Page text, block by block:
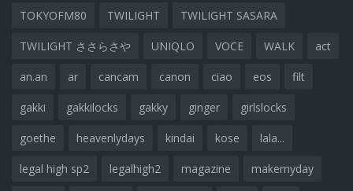
TOKYOFM80 TWILIGHT TWILIGHT SASARA
TWILIGHT ささらさや UNIQLO VOCE WALK act
an.an ar cancam canon ciao eos filt
gakki gakkilocks gakky ginger girlslocks
goethe heavenlydays kindai kose lala...
legal high sp2 legalhigh2 magazine makemyday